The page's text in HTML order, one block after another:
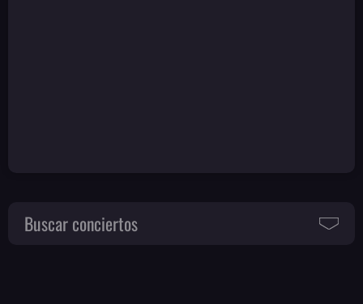
Buscar conciertos